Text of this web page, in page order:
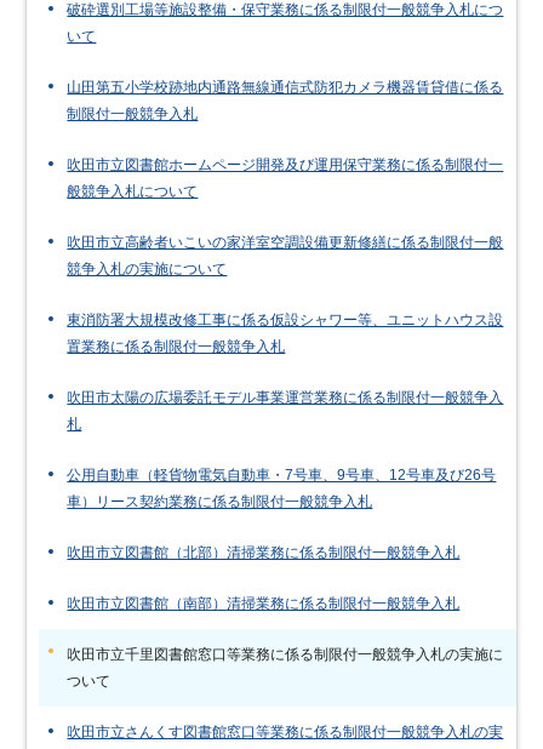
破砕選別工場等施設整備・保守業務に係る制限付一般競争入札につ
いて
山田第五小学校跡地内通路無線通信式防犯カメラ機器賃貸借に係る
制限付一般競争入札
吹田市立図書館ホームページ開発及び運用保守業務に係る制限付一
般競争入札について
吹田市立高齢者いこいの家洋室空調設備更新修繕に係る制限付一般
競争入札の実施について
東消防署大規模改修工事に係る仮設シャワー等、ユニットハウス設
置業務に係る制限付一般競争入札
吹田市太陽の広場委託モデル事業運営業務に係る制限付一般競争入
札
公用自動車（軽貨物電気自動車・7号車、9号車、12号車及び26号
車）リース契約業務に係る制限付一般競争入札
吹田市立図書館（北部）清掃業務に係る制限付一般競争入札
吹田市立図書館（南部）清掃業務に係る制限付一般競争入札
吹田市立千里図書館窓口等業務に係る制限付一般競争入札の実施に
ついて
吹田市立さんくす図書館窓口等業務に係る制限付一般競争入札の実